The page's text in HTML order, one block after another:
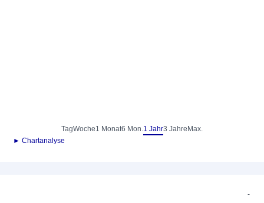
TagWoche1 Monat6 Mon.1 Jahr3 Jahre Max.
► Chartanalyse
-